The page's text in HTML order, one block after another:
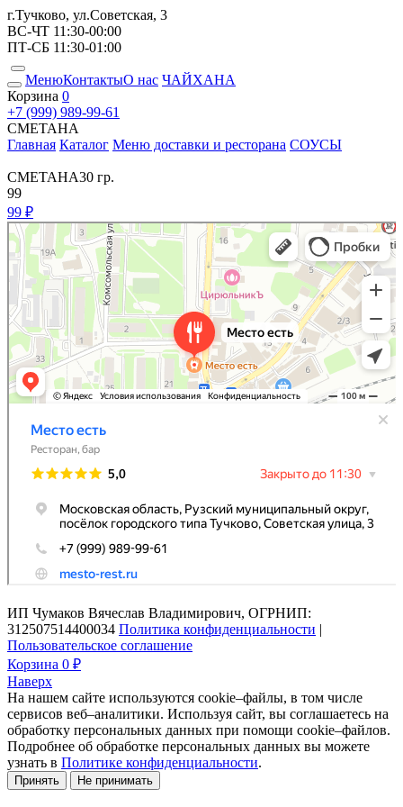
г.Тучково, ул.Советская, 3
ВС-ЧТ 11:30-00:00
ПТ-СБ 11:30-01:00
МенюКонтактыО нас ЧАЙХАНА
Корзина 0
+7 (999) 989-99-61
СМЕТАНА
Главная Каталог Меню доставки и ресторана СОУСЫ
СМЕТАНА30 гр.
99
99 ₽
Место Есть
Ресторан в Москве и Московской области
ИП Чумаков Вячеслав Владимирович, ОГРНИП:
312507514400034 Политика конфиденциальности |
Пользовательское соглашение
Корзина 0 ₽
Наверх
На нашем сайте используются cookie–файлы, в том числе
сервисов веб–аналитики. Используя сайт, вы соглашаетесь на
обработку персональных данных при помощи cookie–файлов.
Подробнее об обработке персональных данных вы можете
узнать в Политике конфиденциальности.
Принять Не принимать